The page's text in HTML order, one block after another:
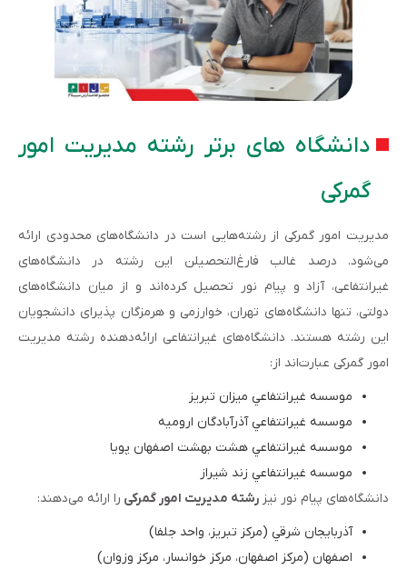
دانشگاه های برتر رشته مدیریت امور
گمرکی
مدیریت امور گمرکی از رشته‌هایی است در دانشگاه‌های محدودی ارائه
می‌شود. درصد غالب فارغ‌التحصیلن این رشته در دانشگاه‌های
غیرانتفاعی، آزاد و پیام نور تحصیل کرده‌اند و از میان دانشگاه‌های
دولتی، تنها دانشگاه‌های تهران، خوارزمی و هرمزگان پذیرای دانشجویان
این رشته‌ هستند. دانشگاه‌های غیرانتفاعی ارائه‌دهنده رشته مدیریت
امور گمرکی عبارت‌اند از:
موسسه غيرانتفاعي ميزان تبريز
موسسه غيرانتفاعي آذرآبادگان اروميه
موسسه غيرانتفاعي هشت بهشت اصفهان پويا
موسسه غيرانتفاعي زند شيراز
دانشگاه‌های پیام نور نیز رشته مدیریت امور گمرکی را ارائه می‌دهند:
آذربايجان شرقي (مركز تبريز، واحد جلفا)
اصفهان (مركز اصفهان، مركز خوانسار، مركز وزوان)